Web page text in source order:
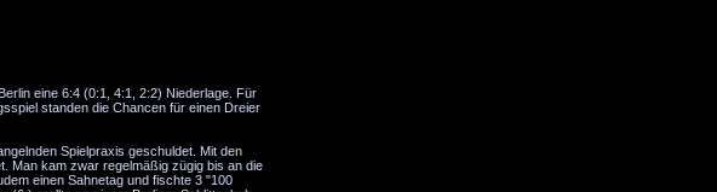
eine 6:4 (0:1, 4:1, 2:2) Niederlage. Für
standen die Chancen für einen Dreier
Spielpraxis geschuldet. Mit den
Man kam zwar regelmäßig zügig bis an die
einen Sahnetag und fischte 3 "100